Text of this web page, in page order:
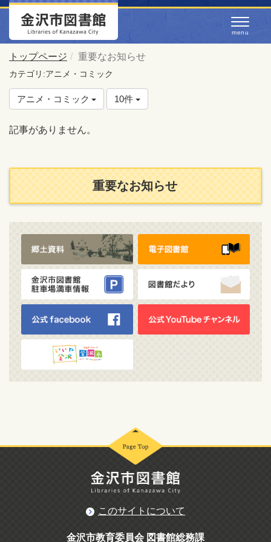
トップページ 重要なお知らせ
カテゴリ:アニメ・コミック
アニメ・コミック 10件
記事がありません。
重要なお知らせ
このサイトについて
金沢市教育委員会 図書館総務課